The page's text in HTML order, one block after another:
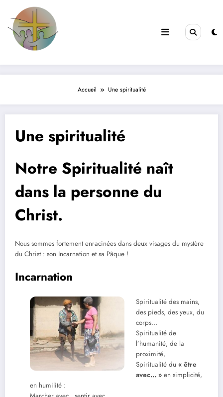
contenu
Filles de la Croix
Accueil Une spiritualité
Une spiritualité
Notre Spiritualité naît
dans la personne du
Christ.
Nous sommes fortement enracinées dans deux visages du mystère
du Christ : son Incarnation et sa Pâque !
Incarnation
Spiritualité des mains,
des pieds, des yeux, du
corps…
Spiritualité de
l’humanité, de la
proximité,
Spiritualité du « être
avec… »en simplicité,
en humilité :